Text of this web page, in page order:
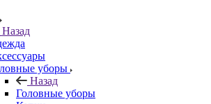
Назад
уборы
Назад
Головные уборы